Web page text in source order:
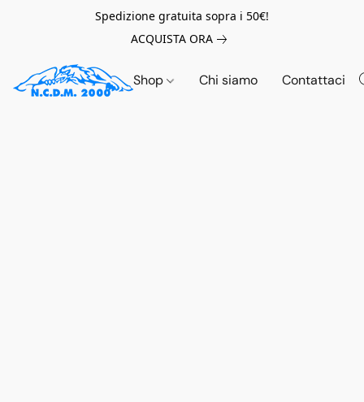
Spedizione gratuita sopra i 50€!
ACQUISTA ORA
Shop Chi siamo Contattaci